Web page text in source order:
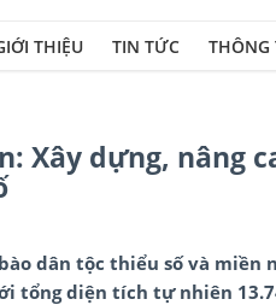
THIỆU TIN TỨC THÔNG
Xây dựng, nâng
dân tộc thiểu số và miền
tổng diện tích tự nhiên